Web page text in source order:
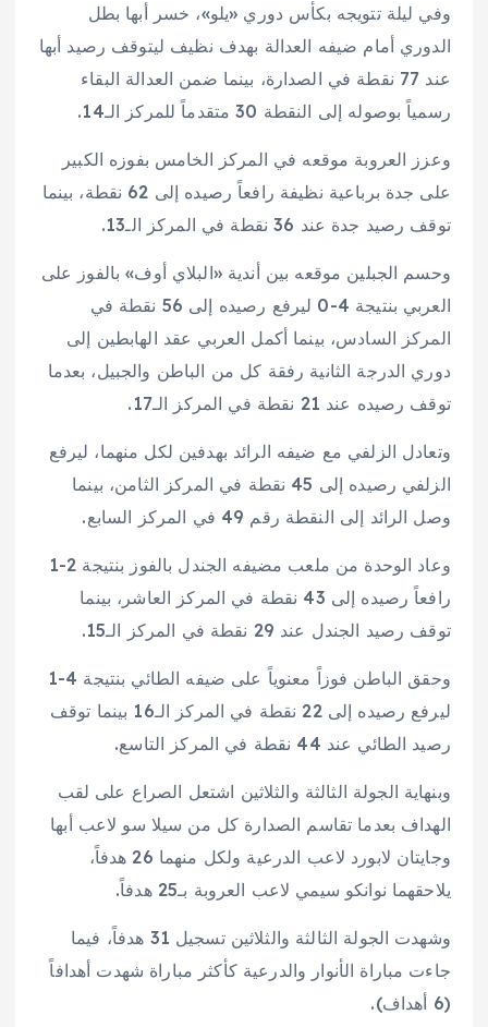
وفي ليلة تتويجه بكأس دوري «يلو»، خسر أبها بطل
الدوري أمام ضيفه العدالة بهدف نظيف ليتوقف رصيد أبها
عند 77 نقطة في الصدارة، بينما ضمن العدالة البقاء
رسمياً بوصوله إلى النقطة 30 متقدماً للمركز الـ14.
وعزز العروبة موقعه في المركز الخامس بفوزه الكبير
على جدة برباعية نظيفة رافعاً رصيده إلى 62 نقطة، بينما
توقف رصيد جدة عند 36 نقطة في المركز الـ13.
وحسم الجبلين موقعه بين أندية «البلاي أوف» بالفوز على
العربي بنتيجة 4-0 ليرفع رصيده إلى 56 نقطة في
المركز السادس، بينما أكمل العربي عقد الهابطين إلى
دوري الدرجة الثانية رفقة كل من الباطن والجبيل، بعدما
توقف رصيده عند 21 نقطة في المركز الـ17.
وتعادل الزلفي مع ضيفه الرائد بهدفين لكل منهما، ليرفع
الزلفي رصيده إلى 45 نقطة في المركز الثامن، بينما
وصل الرائد إلى النقطة رقم 49 في المركز السابع.
وعاد الوحدة من ملعب مضيفه الجندل بالفوز بنتيجة 2-1
رافعاً رصيده إلى 43 نقطة في المركز العاشر، بينما
توقف رصيد الجندل عند 29 نقطة في المركز الـ15.
وحقق الباطن فوزاً معنوياً على ضيفه الطائي بنتيجة 4-1
ليرفع رصيده إلى 22 نقطة في المركز الـ16 بينما توقف
رصيد الطائي عند 44 نقطة في المركز التاسع.
وبنهاية الجولة الثالثة والثلاثين اشتعل الصراع على لقب
الهداف بعدما تقاسم الصدارة كل من سيلا سو لاعب أبها
وجايتان لابورد لاعب الدرعية ولكل منهما 26 هدفاً،
يلاحقهما نوانكو سيمي لاعب العروبة بـ25 هدفاً.
وشهدت الجولة الثالثة والثلاثين تسجيل 31 هدفاً، فيما
جاءت مباراة الأنوار والدرعية كأكثر مباراة شهدت أهدافاً
(6 أهداف).